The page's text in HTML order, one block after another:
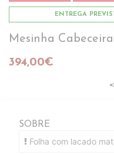
ENTREGA
Mesinha Cabeceira
394,00€
SOBRE
Folha com lacado